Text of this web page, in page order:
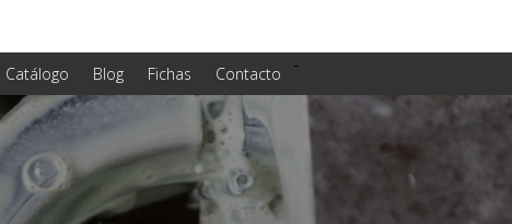
-
Catálogo Blog Fichas Contacto